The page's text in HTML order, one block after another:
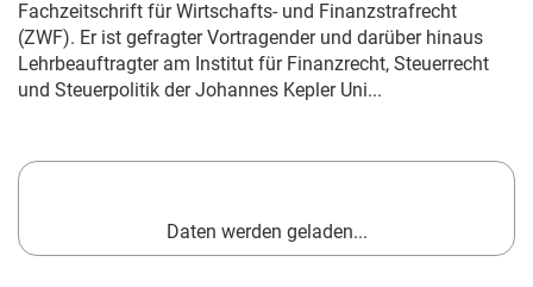
Fachzeitschrift für Wirtschafts- und Finanzstrafrecht
(ZWF). Er ist gefragter Vortragender und darüber hinaus
Lehrbeauftragter am Institut für Finanzrecht, Steuerrecht
und Steuerpolitik der Johannes Kepler Uni...
Daten werden geladen...